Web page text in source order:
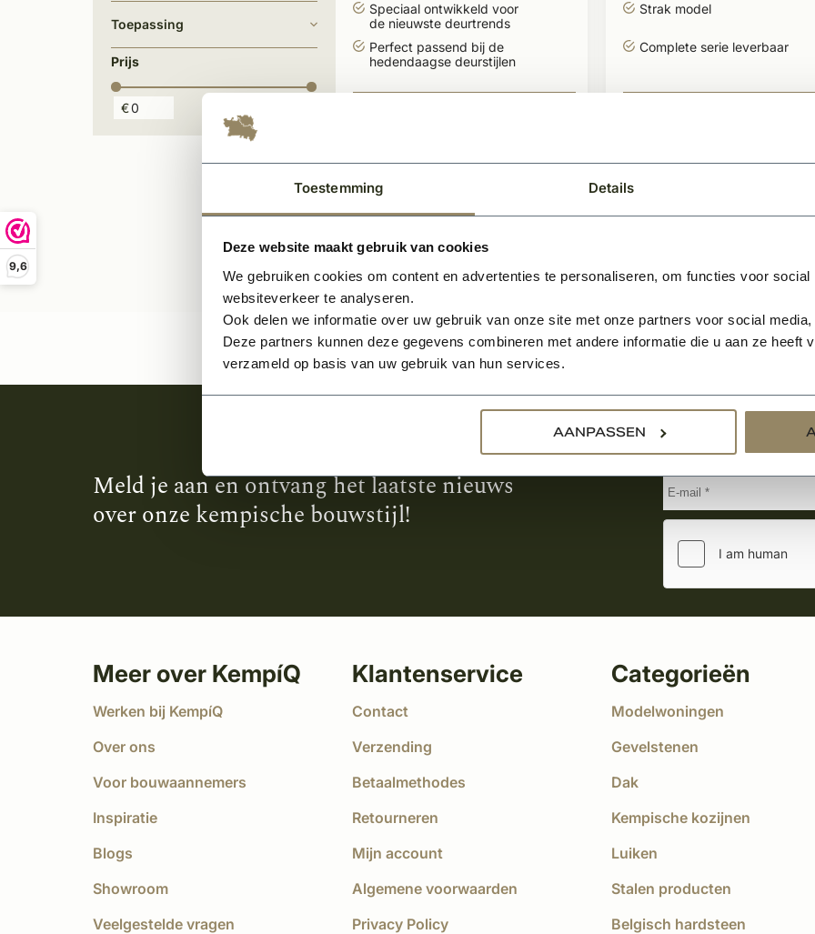
Toestemming Details
Deze website maakt gebruik van cookies
We gebruiken cookies om content en advertenties te personaliseren, om functies voor
websiteverkeer te analyseren.
Ook delen we informatie over uw gebruik van onze site met onze partners voor social
Deze partners kunnen deze gegevens combineren met andere informatie die u aan ze heeft
verzameld op basis van uw gebruik van hun services.
AANPASSEN
9,6
Toepassing
Prijs
€
Speciaal ontwikkeld voor
de nieuwste deurtrends
Perfect passend bij de
hedendaagse deurstijlen
Strak model
Complete serie leverbaar
Meld je aan en ontvang het laatste nieuws
over onze kempische bouwstijl!
Meer over KempíQ
Werken bij KempíQ
Over ons
Voor bouwaannemers
Inspiratie
Blogs
Showroom
Veelgestelde vragen
Klantenservice
Contact
Verzending
Betaalmethodes
Retourneren
Mijn account
Algemene voorwaarden
Privacy Policy
Categorieën
Modelwoningen
Gevelstenen
Dak
Kempische kozijnen
Luiken
Stalen producten
Belgisch hardsteen